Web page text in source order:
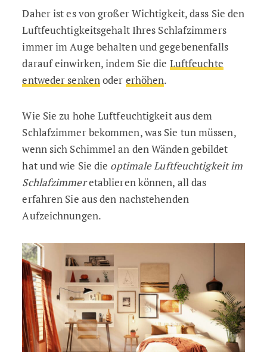
Daher ist es von großer Wichtigkeit, dass Sie den
Luftfeuchtigkeitsgehalt Ihres Schlafzimmers
immer im Auge behalten und gegebenenfalls
darauf einwirken, indem Sie die Luftfeuchte
entweder senkenoder erhöhen.
Wie Sie zu hohe Luftfeuchtigkeit aus dem
Schlafzimmer bekommen, was Sie tun müssen,
wenn sich Schimmel an den Wänden gebildet
hat und wie Sie die optimale Luftfeuchtigkeit im
Schlafzimmeretablieren können, all das
erfahren Sie aus den nachstehenden
Aufzeichnungen.